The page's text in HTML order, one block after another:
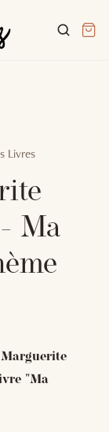
Livres
Ma
"Ma